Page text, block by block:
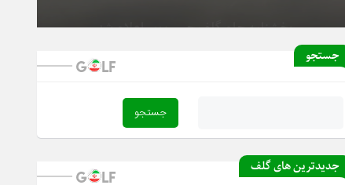
جستجو
جدیدترین های گلف